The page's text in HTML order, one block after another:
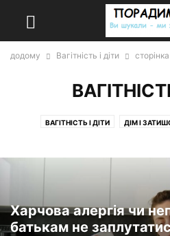
додому Вагітність і діти
ВАГІТНІСТЬ І ДІТИ ДІМ І
РІЗНІ ЦІКАВИНКИ РОСЛИНИ САД І
Харчова алергія чи
батькам не